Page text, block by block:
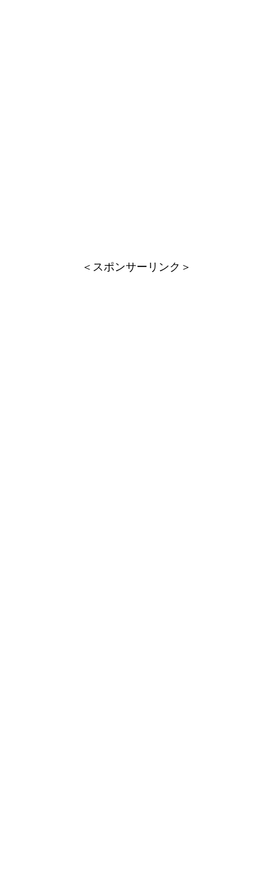
＜スポンサーリンク＞